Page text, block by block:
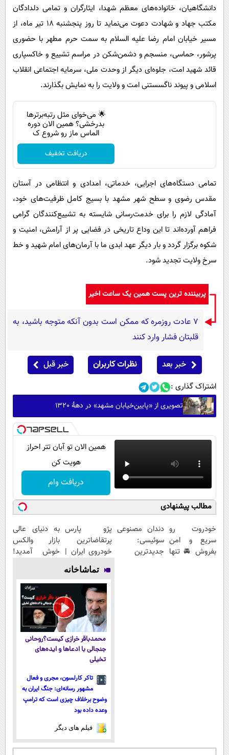
دانشگاهیان، خانواده‌های معظم شهدا، ایثارگران و تمامی دلدادگان
مکتب جهاد و شهادت دعوت می‌نماید تا روز پنجشنبه 18 تیر ماه، از
مسیر خیابان امام رضا علیه السلام به سمت حرم مطهر با حضوری
پرشور، حماسی، منسجم و دشمن‌شکن در مراسم تشییع و خاکسپاری
قائد شهید امت، جلوه‌ای دیگر از وحدت ملی، سرمایه اجتماعی انقلاب
اسلامی و پیوند ناگسستنی امت و ولایت را به نمایش بگذارند.
🌟 می‌خوای مثل رتبه‌برترها
بدرخشی؟ همین الان دوره
الماس ماز رو شروع ک
دریافت تخفیف
تمامی دستگاه‌های اجرایی، خدماتی، امدادی و انتظامی در آستان
مقدس رضوی و سطح شهر مشهد با بسیج کامل ظرفیت‌های خود،
آمادگی لازم را برای خدمت‌رسانی شایسته به تشییع‌کنندگان گرامی
فراهم آورده‌اند تا این وداع تاریخی در فضایی پر از آرامش، امنیت و
شکوه برگزار گردد و بار دیگر عهد ابدی ما با آرمان‌های امام شهید و خط
سرخ ولایت تجدید شود.
پربیننده ترین پست همین یک ساعت اخیر
۷ عادت روزمره که ممکن است بدون آنکه متوجه باشید، به
قلبتان فشار وارد کنند
خبر بعد نظرات کاربران خبر قبل
اشتراک گذاری :
تصویری از «پایین‌خیابان مشهد» در دهۀ 1320
همین الان تو آبان تتر احراز
هویت کن
دریافت وام
مطالب پیشنهادی
خودروت رو
سریع و امن
بفروش 🚘 تنها
دندان مصنوعی
سوئیسی:
جدیدترین
پژو پارس
پرتقاضاترین
خودروی ایران |
برای فروشش
فرصت رو از
دست نده!
به دنیای عالی
بازار والکس
خوش آمدید!
تماشاخانه
محمدباقر خرازی کیست؟روحانی
جنجالی با ادعاها و ایده‌های
تخیلی
تاکر کارلسون، مجری و فعال
مشهور رسانه‌ای: جنگ ایران به
وضوح برخلاف چیزی است که ترامپ
وعده داده بود
فیلم های دیگر